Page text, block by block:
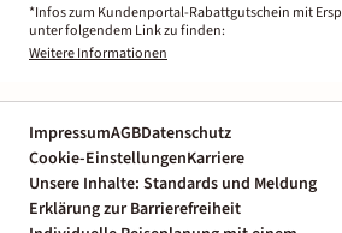
*Infos zum Kundenportal-Rabattgutschein mit
unter folgendem Link zu finden:
Weitere Informationen
ImpressumAGBDatenschutz
Cookie-EinstellungenKarriere
Unsere Inhalte: Standards und Meldung
Erklärung zur Barrierefreiheit